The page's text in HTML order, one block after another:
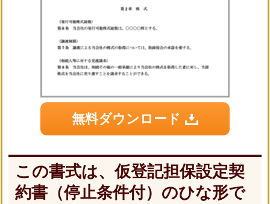
無料ダウンロード
この書式は、仮登記担保設定契
約書（停止条件付）のひな形で